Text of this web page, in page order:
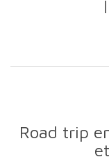
Road trip